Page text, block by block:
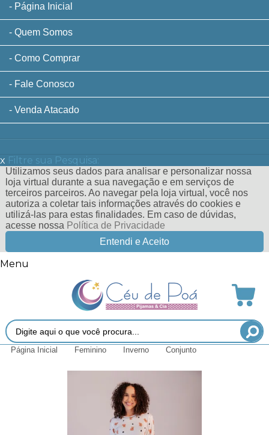
Página Inicial
Quem Somos
Como Comprar
Fale Conosco
Venda Atacado
x Filtre sua Pesquisa:
Utilizamos seus dados para analisar e personalizar nossa
loja virtual durante a sua navegação e em serviços de
terceiros parceiros. Ao navegar pela loja virtual, você nos
autoriza a coletar tais informações através do cookies e
utilizá-las para estas finalidades. Em caso de dúvidas,
acesse nossa Política de Privacidade
Entendi e Aceito
Menu
Página Inicial Feminino Inverno Conjunto